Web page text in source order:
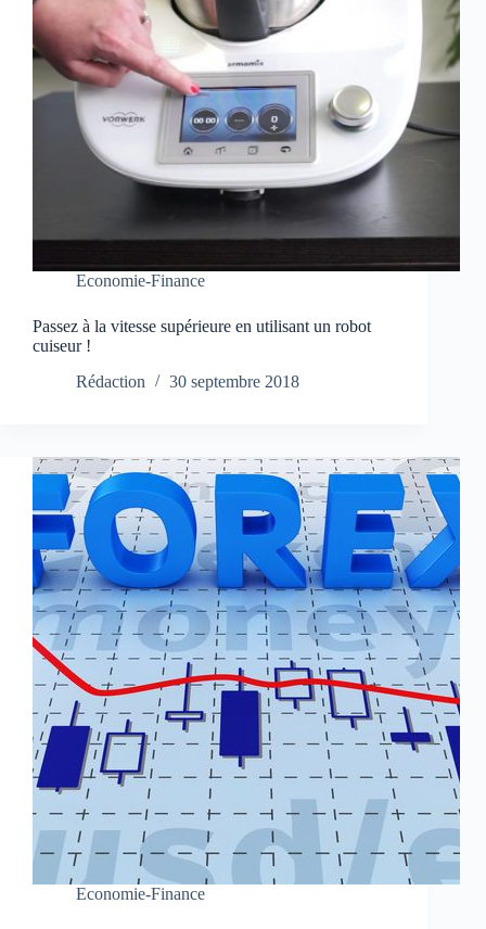
Economie-Finance
Passez à la vitesse supérieure en utilisant un robot
cuiseur !
Rédaction
30 septembre 2018
Economie-Finance